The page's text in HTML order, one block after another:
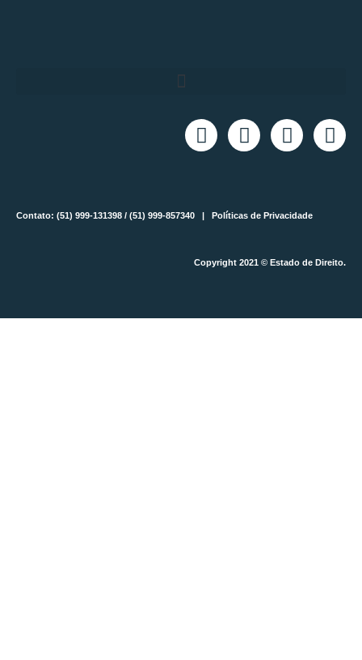
Contato: (51) 999-131398 / (51) 999-857340 | Políticas de Privacidade
Copyright 2021 © Estado de Direito.